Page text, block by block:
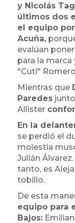
y Nicolás
últimos dos
el equipo
Acuña,
evalúan
para la marca
"Cuti"
Mientras que
Paredes
Allister
En la
se perdió el
molestia
Julián
tanto, es
tobillo.
De esta
equipo para
Bajos: